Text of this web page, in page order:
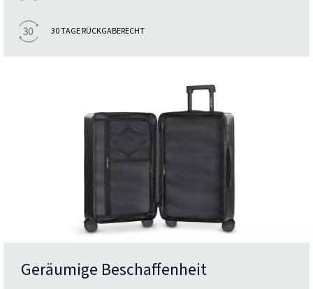
30 TAGE RÜCKGABERECHT
Geräumige Beschaffenheit